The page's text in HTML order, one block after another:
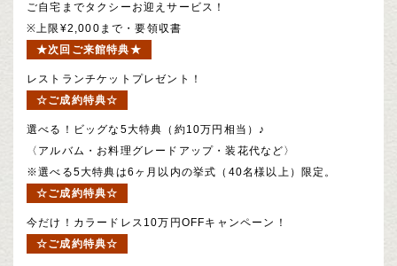
ご自宅までタクシーお迎えサービス！
※上限¥2,000まで・要領収書
★次回ご来館特典★
レストランチケットプレゼント！
☆ご成約特典☆
選べる！ビッグな5大特典（約10万円相当）♪
〈アルバム・お料理グレードアップ・装花代など〉
※選べる5大特典は6ヶ月以内の挙式（40名様以上）限定。
☆ご成約特典☆
今だけ！カラードレス10万円OFFキャンペーン！
☆ご成約特典☆